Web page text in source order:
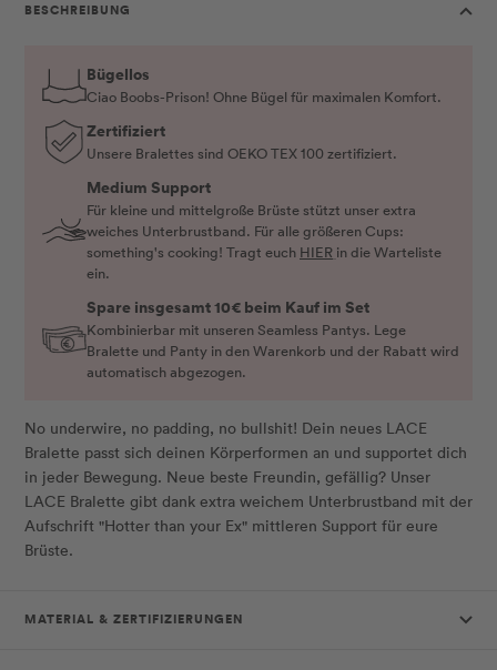
BESCHREIBUNG
Bügellos
Ciao Boobs-Prison! Ohne Bügel für maximalen Komfort.
Zertifiziert
Unsere Bralettes sind OEKO TEX 100 zertifiziert.
Medium Support
Für kleine und mittelgroße Brüste stützt unser extra
weiches Unterbrustband. Für alle größeren Cups:
something's cooking! Tragt euch HIER in die Warteliste
ein.
Spare insgesamt 10€ beim Kauf im Set
Kombinierbar mit unseren Seamless Pantys. Lege
Bralette und Panty in den Warenkorb und der Rabatt wird
automatisch abgezogen.
No underwire, no padding, no bullshit! Dein neues LACE
Bralette passt sich deinen Körperformen an und supportet dich
in jeder Bewegung. Neue beste Freundin, gefällig? Unser
LACE Bralette gibt dank extra weichem Unterbrustband mit der
Aufschrift "Hotter than your Ex" mittleren Support für eure
Brüste.
MATERIAL & ZERTIFIZIERUNGEN